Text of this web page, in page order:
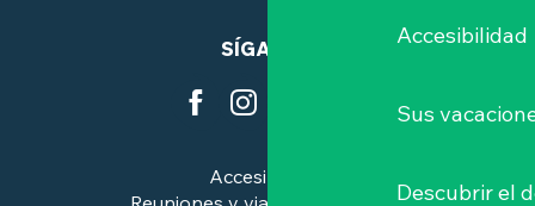
Accesibilidad
Sus
Descubrir el
SÍGANOS
Accesibilidad